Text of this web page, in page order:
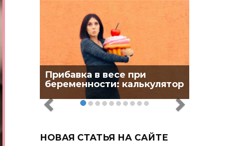
Прибавка в весе при
беременности: калькулятор
НОВАЯ СТАТЬЯ НА САЙТЕ